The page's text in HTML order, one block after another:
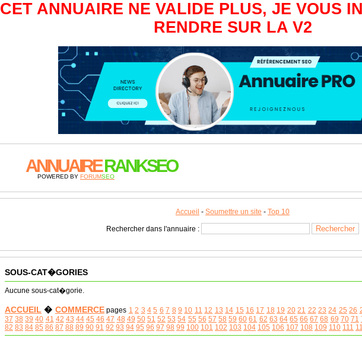
CET ANNUAIRE NE VALIDE PLUS, JE VOUS
RENDRE SUR LA V2
ANNUAIRERANKSEO
POWERED BY FORUMSEO
Accueil - Soumettre un site - Top 10
Rechercher dans l'annuaire :
SOUS-CAT�GORIES
Aucune sous-cat�gorie.
ACCUEIL � COMMERCEpages 1 2 3 4 5 6 7 8 9 10 11 12 13 14 15 16 17 18 19 20 21 22 23 24 25 26
37 38 39 40 41 42 43 44 45 46 47 48 49 50 51 52 53 54 55 56 57 58 59 60 61 62 63 64 65 66 67 68 69 70 71
82 83 84 85 86 87 88 89 90 91 92 93 94 95 96 97 98 99 100 101 102 103 104 105 106 107 108 109 110 111